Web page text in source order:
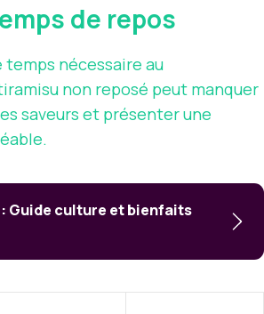
de repos
temps nécessaire au
non reposé peut manquer
saveurs et présenter une
: Guide culture et bienfaits